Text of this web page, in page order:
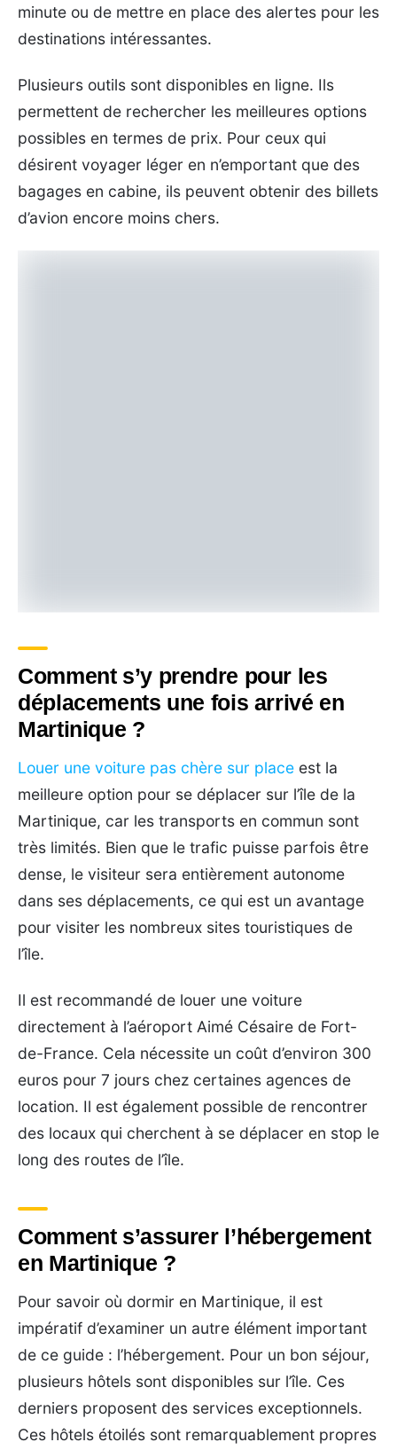
minute ou de mettre en place des alertes pour les
destinations intéressantes.
Plusieurs outils sont disponibles en ligne. Ils
permettent de rechercher les meilleures options
possibles en termes de prix. Pour ceux qui
désirent voyager léger en n’emportant que des
bagages en cabine, ils peuvent obtenir des billets
d’avion encore moins chers.
Comment s’y prendre pour les
déplacements une fois arrivé en
Martinique ?
Louer une voiture pas chère sur place est la
meilleure option pour se déplacer sur l’île de la
Martinique, car les transports en commun sont
très limités. Bien que le trafic puisse parfois être
dense, le visiteur sera entièrement autonome
dans ses déplacements, ce qui est un avantage
pour visiter les nombreux sites touristiques de
l’île.
Il est recommandé de louer une voiture
directement à l’aéroport Aimé Césaire de Fort-
de-France. Cela nécessite un coût d’environ 300
euros pour 7 jours chez certaines agences de
location. Il est également possible de rencontrer
des locaux qui cherchent à se déplacer en stop le
long des routes de l’île.
Comment s’assurer l’hébergement
en Martinique ?
Pour savoir où dormir en Martinique, il est
impératif d’examiner un autre élément important
de ce guide : l’hébergement. Pour un bon séjour,
plusieurs hôtels sont disponibles sur l’île. Ces
derniers proposent des services exceptionnels.
Ces hôtels étoilés sont remarquablement propres